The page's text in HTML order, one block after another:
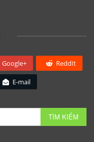
Google+ ReddIt
E-mail